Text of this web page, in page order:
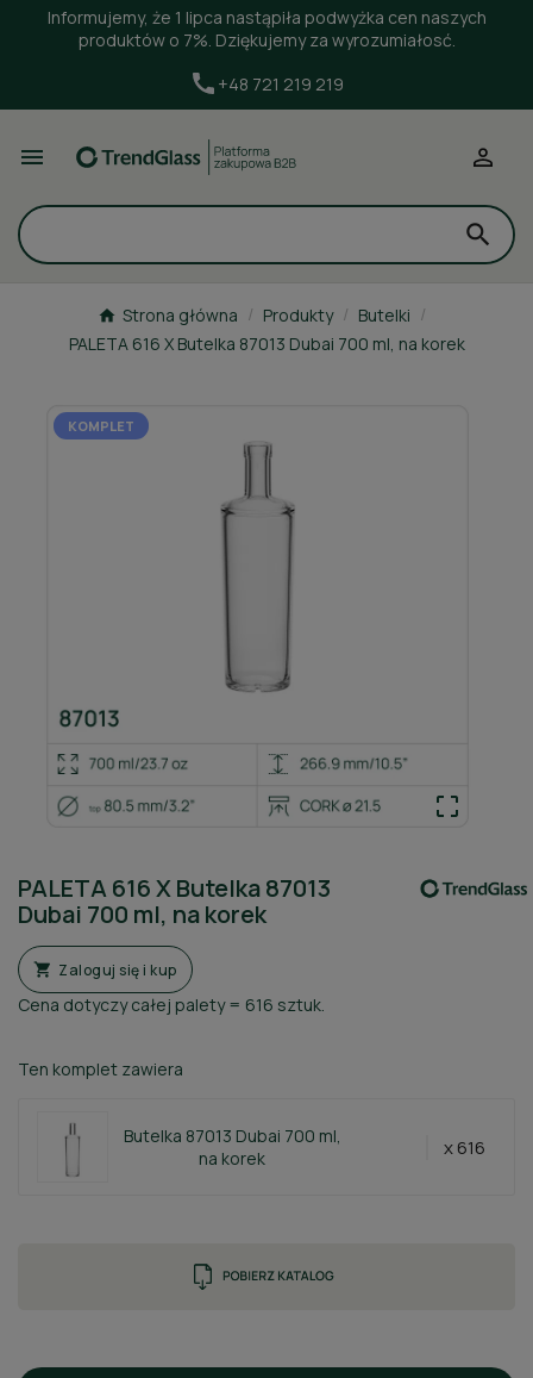
Informujemy, że 1 lipca nastąpiła podwyżka cen naszych
produktów o 7%. Dziękujemy za wyrozumiałosć.
+48 721 219 219


Strona główna Produkty
Butelki
PALETA 616 X Butelka 87013 Dubai 700 ml, na korek
KOMPLET

PALETA 616 X Butelka 87013
Dubai 700 ml, na korek
 Zaloguj się i kup
Cena dotyczy całej palety = 616 sztuk.
Ten komplet zawiera
Butelka 87013 Dubai 700 ml,
na korek
x 616